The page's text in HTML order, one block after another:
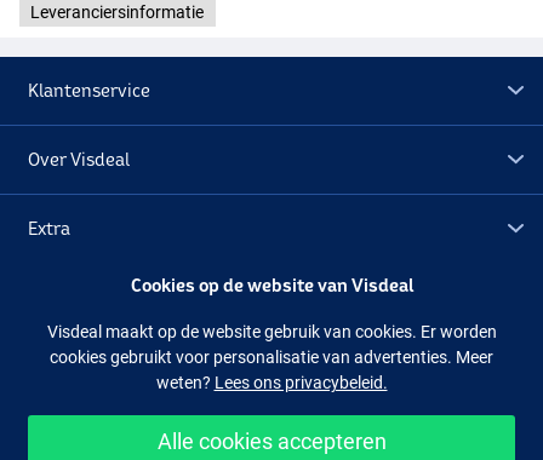
Leveranciersinformatie
Klantenservice
Over Visdeal
Extra
Facebook Instagram
Cookies op de website van Visdeal
Visdeal maakt op de website gebruik van cookies. Er worden
cookies gebruikt voor personalisatie van advertenties. Meer
weten? Lees ons privacybeleid.
Alle cookies accepteren